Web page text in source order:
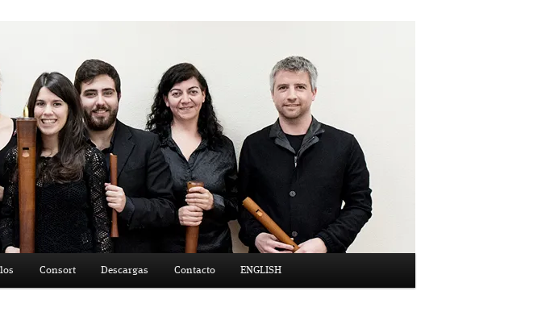
Consort Descargas Contacto ENGLISH